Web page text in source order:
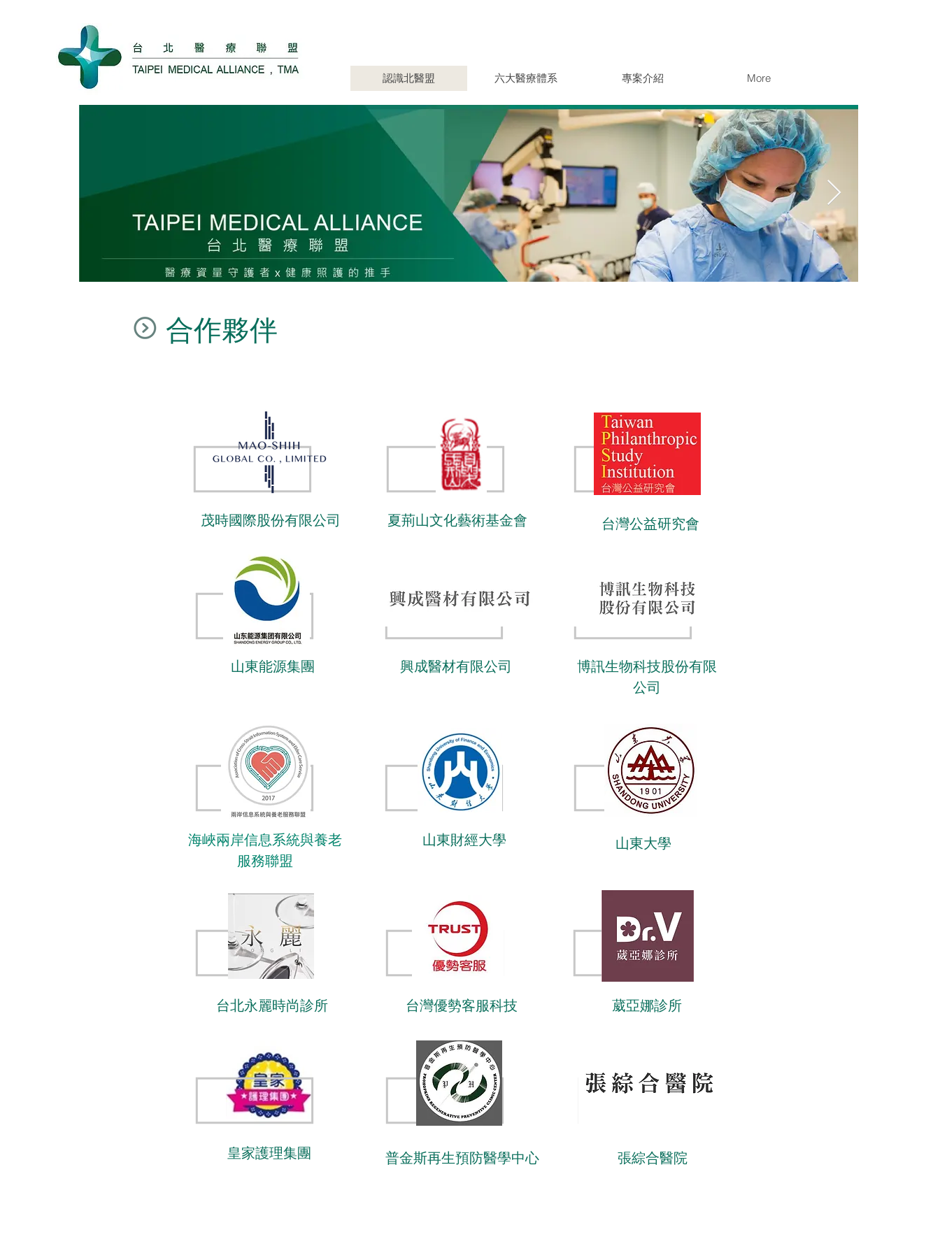
認識北醫盟 六大醫療體系 專案介紹 More
合作夥伴
茂時國際股份有限公司
山東能源集團
夏荊山文化藝術基金會
興成醫材有限公司
台灣公益研究會
博訊生物科技股份有限
公司
海峽兩岸信息系統與養老
服務聯盟
台北永麗時尚診所
皇家護理集團
山東財經大學
台灣優勢客服科技
普金斯再生預防醫學中心
山東大學
葳亞娜診所
葳雅娜診所
張綜合醫院